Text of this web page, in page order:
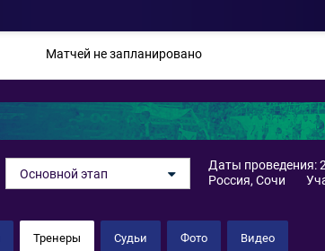
Матчей не запланировано
Основной этап
Даты проведения:
Россия, Сочи
Тренеры Судьи Фото Видео